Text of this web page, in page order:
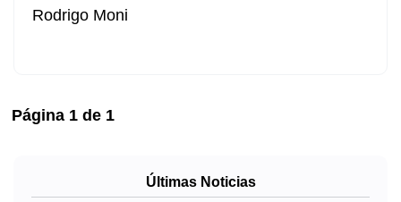
Rodrigo Moni
Página 1 de 1
Últimas Noticias